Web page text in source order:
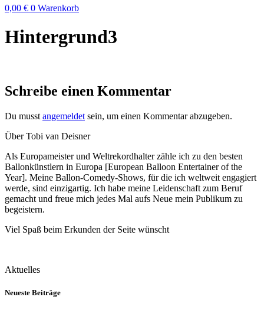
0,00 € 0 Warenkorb
Hintergrund3
Schreibe einen Kommentar
Du musst angemeldet sein, um einen Kommentar abzugeben.
Über Tobi van Deisner
Als Europameister und Weltrekordhalter zähle ich zu den besten
Ballonkünstlern in Europa [European Balloon Entertainer of the
Year]. Meine Ballon-Comedy-Shows, für die ich weltweit engagiert
werde, sind einzigartig. Ich habe meine Leidenschaft zum Beruf
gemacht und freue mich jedes Mal aufs Neue mein Publikum zu
begeistern.
Viel Spaß beim Erkunden der Seite wünscht
Aktuelles
Neueste Beiträge